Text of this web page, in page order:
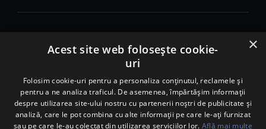
© 2026. Porsche Inter Auto Romania. Toate drepturile rezervate.
Porsche Inter Auto Romania SRL
RO22188461 J2007002067233
B-dul Pipera, nr. 2, Sala 1, Etaj 2, Voluntari, jud.Ilfov - sediu
social
B-dul Pipera, nr. 1/X, Centrul Porsche București – PCB,
×
Acest site web folosește cookie-
uri
Folosim cookie-uri pentru a personaliza conținutul, reclamele și
pentru a ne analiza traficul. De asemenea, împărtășim informații
despre utilizarea site-ului nostru cu partenerii noștri de publicitate și
analiză, care le pot combina cu alte informații pe care le-ați furnizat
sau pe care le-au colectat din utilizarea serviciilor lor. Află mai multe